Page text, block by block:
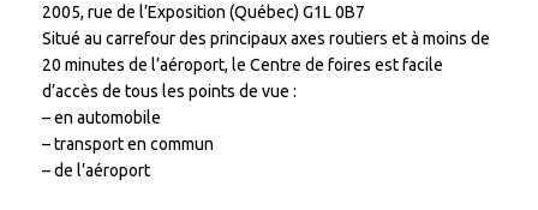
2005, rue de l’Exposition (Québec) G1L 0B7
Situé au carrefour des principaux axes routiers et à moins de
20 minutes de l’aéroport, le Centre de foires est facile
d’accès de tous les points de vue :
– en automobile
– transport en commun
– de l’aéroport